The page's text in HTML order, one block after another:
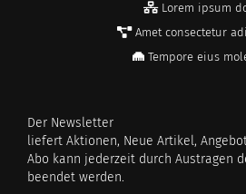
Lorem ipsum
Amet consectetur
Tempore eius
Der Newsletter
liefert Aktionen, Neue Artikel,
Abo kann jederzeit durch Austragen
beendet werden.